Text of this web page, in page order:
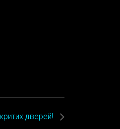
дверей!